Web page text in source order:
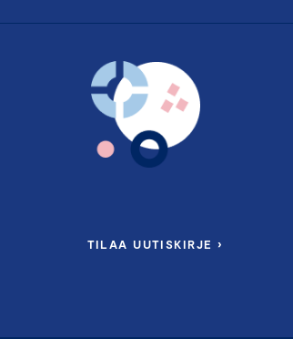
TILAA UUTISKIRJE ›